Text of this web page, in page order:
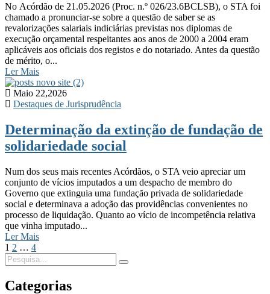
No Acórdão de 21.05.2026 (Proc. n.º 026/23.6BCLSB), o STA foi
chamado a pronunciar-se sobre a questão de saber se as
revalorizações salariais indiciárias previstas nos diplomas de
execução orçamental respeitantes aos anos de 2000 a 2004 eram
aplicáveis aos oficiais dos registos e do notariado. Antes da questão
de mérito, o...
Ler Mais
Maio 22,2026
Destaques de Jurisprudência
Determinação da extinção de fundação de
solidariedade social
Num dos seus mais recentes Acórdãos, o STA veio apreciar um
conjunto de vícios imputados a um despacho de membro do
Governo que extinguia uma fundação privada de solidariedade
social e determinava a adoção das providências convenientes no
processo de liquidação. Quanto ao vício de incompetência relativa
que vinha imputado...
Ler Mais
1 2 … 4
Categorias